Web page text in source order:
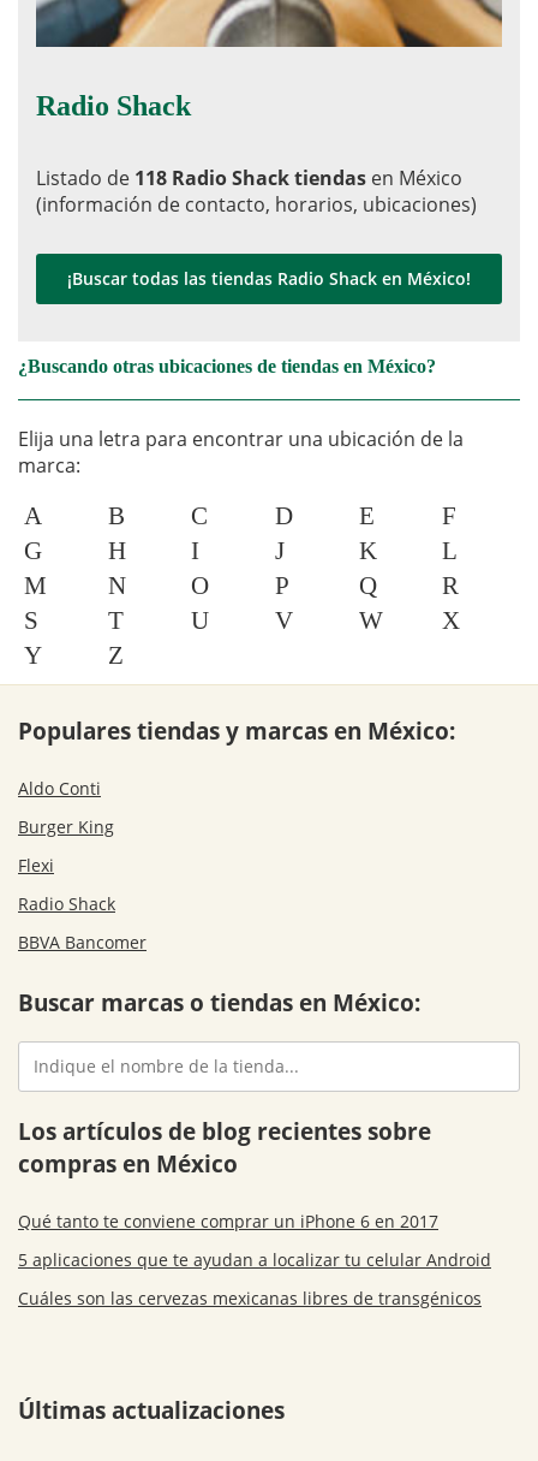
Radio Shack
Listado de 118 Radio Shack tiendas en México
(información de contacto, horarios, ubicaciones)
¡Buscar todas las tiendas Radio Shack en México!
¿Buscando otras ubicaciones de tiendas en México?
Elija una letra para encontrar una ubicación de la
marca:
A B C D E
F
G
H I J K
L
M
N O P Q
R
S
T U V W
X
Y
Z
Populares tiendas y marcas en México:
Aldo Conti
Burger King
Flexi
Radio Shack
BBVA Bancomer
Buscar marcas o tiendas en México:
Los artículos de blog recientes sobre
compras en México
Qué tanto te conviene comprar un iPhone 6 en 2017
5 aplicaciones que te ayudan a localizar tu celular Android
Cuáles son las cervezas mexicanas libres de transgénicos
Últimas actualizaciones